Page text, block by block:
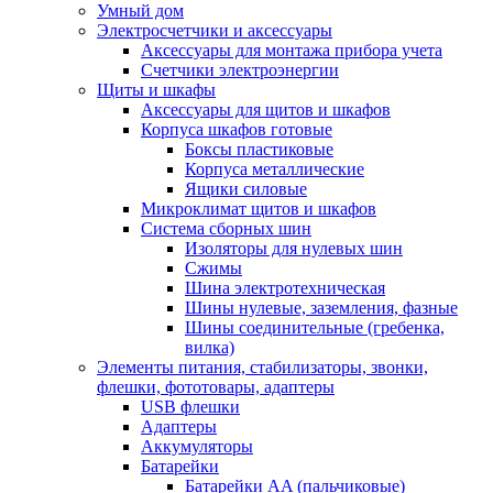
Умный дом
Электросчетчики и аксессуары
Аксессуары для монтажа прибора учета
Счетчики электроэнергии
Щиты и шкафы
Аксессуары для щитов и шкафов
Корпуса шкафов готовые
Боксы пластиковые
Корпуса металлические
Ящики силовые
Микроклимат щитов и шкафов
Система сборных шин
Изоляторы для нулевых шин
Сжимы
Шина электротехническая
Шины нулевые, заземления, фазные
Шины соединительные (гребенка,
вилка)
Элементы питания, стабилизаторы, звонки,
флешки, фототовары, адаптеры
USB флешки
Адаптеры
Аккумуляторы
Батарейки
Батарейки AA (пальчиковые)